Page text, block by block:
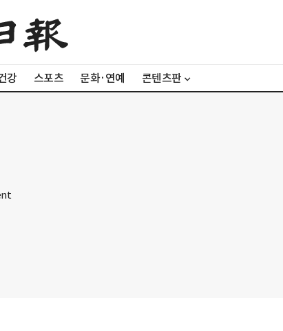
강 스포츠 문화·연예 콘텐츠판